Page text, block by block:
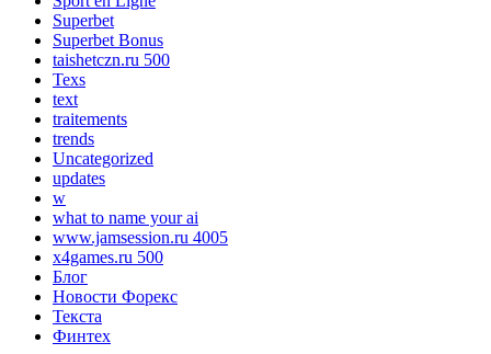
Superbet
Superbet Bonus
taishetczn.ru 500
Texs
text
traitements
trends
Uncategorized
updates
w
what to name your ai
www.jamsession.ru 4005
x4games.ru 500
Блог
Новости Форекс
Текста
Финтех